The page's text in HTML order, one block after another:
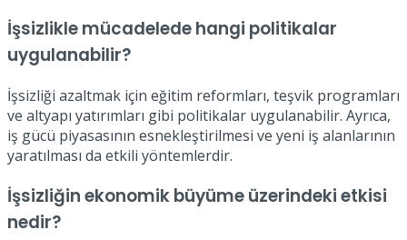
İşsizlikle mücadelede hangi politikalar
uygulanabilir?
İşsizliği azaltmak için eğitim reformları, teşvik programları
ve altyapı yatırımları gibi politikalar uygulanabilir. Ayrıca,
iş gücü piyasasının esnekleştirilmesi ve yeni iş alanlarının
yaratılması da etkili yöntemlerdir.
İşsizliğin ekonomik büyüme üzerindeki etkisi
nedir?